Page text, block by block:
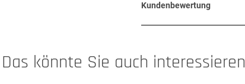
Kundenbewertung
Das könnte Sie auch interessieren